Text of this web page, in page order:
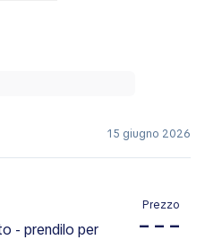
15 giugno 2026
- prendilo per
Prezzo
– – –